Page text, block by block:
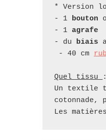
* Version
- 1 bouton
- 1 agrafe
- du biais
- 40 cm
Quel tissu
:
Un textile